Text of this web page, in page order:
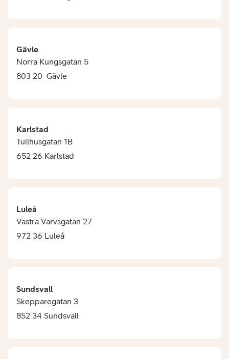
Gävle
Norra Kungsgatan 5
803 20 Gävle
Karlstad
Tullhusgatan 1B
652 26 Karlstad
Luleå
Västra Varvsgatan 27
972 36 Luleå
Sundsvall
Skepparegatan 3
852 34 Sundsvall